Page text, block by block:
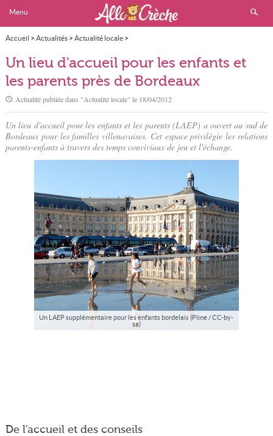
Menu
Accueil > Actualités> Actualité locale>
Un lieu d'accueil pour les enfants et les parents près de Bordeaux
Un lieu d'accueil pour les enfants et
les parents près de Bordeaux
Actualité publiée dans "Actualité locale" le 18/04/2012
Un lieu d'accueil pour les enfants et les parents (LAEP) a ouvert au sud de
Bordeaux pour les familles villenavaises. Cet espace privilégie les relations
parents-enfants à travers des temps conviviaux de jeu et l'échange.
Un LAEP supplémentaire pour les enfants bordelais (Pline / CC-by-
sa)
De l'accueil et des conseils